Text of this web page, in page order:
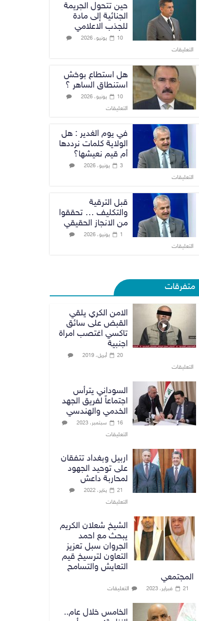
حين تتحول الجريمة
الجنائية إلى مادة
للجذب الاعلامي
10 يونيو، 2026
التعليقات
هل استطاع بوخش
استنطاق الساهر ؟
10 يونيو، 2026
التعليقات
في يوم الغدير : هل
الولاية كلمات نرددها
أم قيم نعيشها؟
3 يونيو، 2026
التعليقات
قبل الترقية
والتكليف … تحققوا
من الانجاز الحقيقي
1 يونيو، 2026
التعليقات
متفرقات
الامن الكري يلقي
القبض على سائق
تاكسي اغتصب امراة
اجنبية
20 أبريل، 2019
التعليقات
السوداني يترأس
اجتماعاً لفريق الجهد
الخدمي والهندسي
16 سبتمبر، 2023
التعليقات
اربيل وبغداد تتفقان
على توحيد الجهود
لمحاربة داعش
21 يناير، 2022
التعليقات
الشيخ شعلان الكريم
يبحث مع احمد
الجروان سبل تعزيز
التعاون لترسيخ قيم
التعايش والتسامح
المجتمعي
21 فبراير، 2023 التعليقات
الخامس خلال عام..